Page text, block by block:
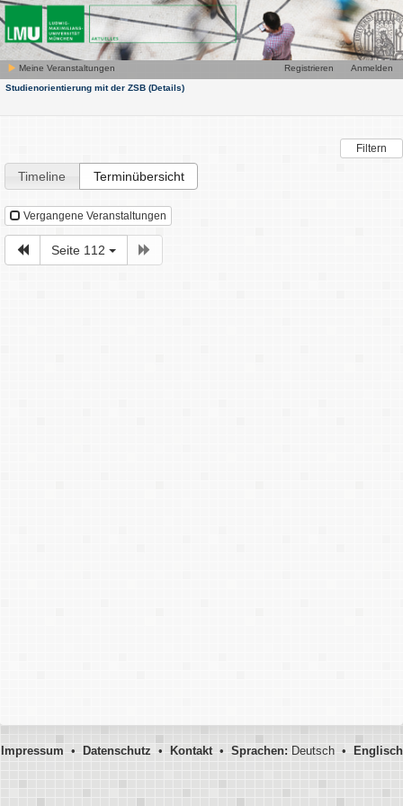
Meine Veranstaltungen Anmelden
Registrieren
Studienorientierung mit der ZSB (Details)
Filtern
Timeline Terminübersicht
Vergangene Veranstaltungen
Seite 112
Impressum • Datenschutz • Kontakt• Sprachen:Deutsch • Englisch